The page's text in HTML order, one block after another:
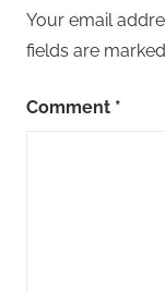
Your email
fields are marked
Comment *